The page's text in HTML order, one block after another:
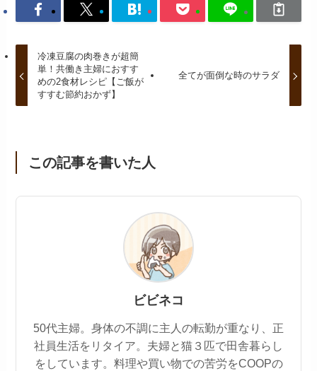
冷凍豆腐の肉巻きが超簡
単！共働き主婦におすす
めの2食材レシピ【ご飯が
すすむ節約おかず】
全てが面倒な時のサラダ
この記事を書いた人
ビビネコ
50代主婦。身体の不調に主人の転勤が重なり、正
社員生活をリタイア。夫婦と猫３匹で田舎暮らし
をしています。料理や買い物での苦労をCOOPの